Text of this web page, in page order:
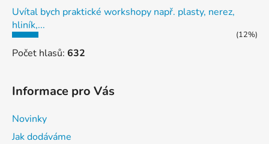
Uvítal bych praktické workshopy např. plasty, nerez,
hliník,...
(12%)
Počet hlasů: 632
Informace pro Vás
Novinky
Jak dodáváme